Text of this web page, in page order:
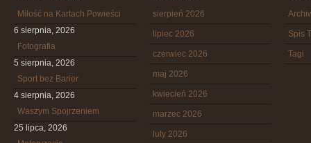
Miłość na Kartach Powieści
6 sierpnia, 2026
Fotografia
5 sierpnia, 2026
Sport bez Barier
4 sierpnia, 2026
Waszym Spojrzeniem
25 lipca, 2026
sierpień 2026
lipiec 2026
czerwiec 2026
maj 2026
kwiecień 2026
marzec 2026
luty 2026
Spis
Tagi